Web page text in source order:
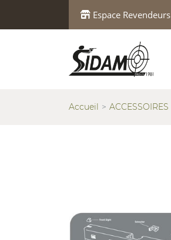
Espace Revendeurs
Accueil ACCESSOIRES